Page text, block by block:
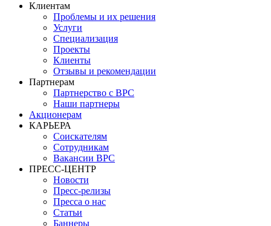
Клиентам
Проблемы и их решения
Услуги
Специализация
Проекты
Клиенты
Отзывы и рекомендации
Партнерам
Партнерство с BPC
Наши партнеры
Акционерам
КАРЬЕРА
Соискателям
Сотрудникам
Вакансии BPC
ПРЕСС-ЦЕНТР
Новости
Пресс-релизы
Пресса о нас
Статьи
Баннеры